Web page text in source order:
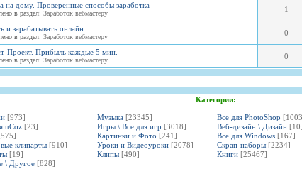
на дому. Проверенные способы заработка
в раздел: Заработок вебмастеру 1
и зарабатывать онлайн
в раздел: Заработок вебмастеру 0
Проект. Прибыль каждые 5 мин.
в раздел: Заработок вебмастеру 0
Категории:
[973] Музыка [23345] Все для PhotoShop
uCoz [23] Игры \ Все для игр [3018] Веб-дизайн \ Дизайн [10]
Картинки и Фото [241] Все для Windows [167]
клипарты [910] Уроки и Видеоуроки [2078] Скрап-наборы [2234]
[19] Клипы [490] Книги [25467]
\ Другое [828]